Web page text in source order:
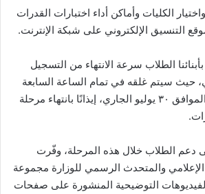
الكليات وأماكن أداء اختبارات القدرات
التنسيق الإلكتروني على شبكة الإنترنت.
الطلاب سرعة الانتهاء من التسجيل
حيث سيتم غلقه في تمام الساعة السابعة
مساءً من يوم الأربعاء الموافق ٣٠ يوليو الجاري، إيذانًا بانتهاء مرحلة
دعم الطلاب خلال هذه المرحلة، وفّرت
الإعلامي والمتحدث الرسمي للوزارة مجموعة
التوضيحية المنشورة على صفحات